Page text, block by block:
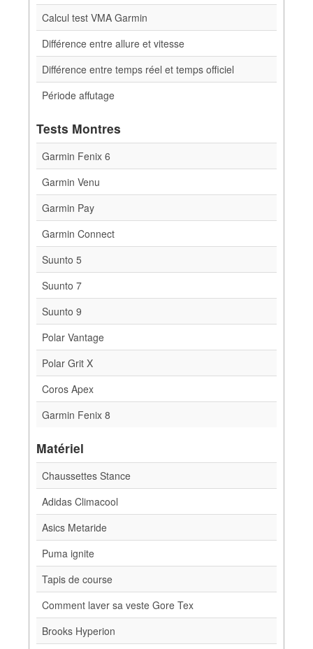
Calcul test VMA Garmin
Différence entre allure et vitesse
Différence entre temps réel et temps officiel
Période affutage
Tests Montres
Garmin Fenix 6
Garmin Venu
Garmin Pay
Garmin Connect
Suunto 5
Suunto 7
Suunto 9
Polar Vantage
Polar Grit X
Coros Apex
Garmin Fenix 8
Matériel
Chaussettes Stance
Adidas Climacool
Asics Metaride
Puma ignite
Tapis de course
Comment laver sa veste Gore Tex
Brooks Hyperion